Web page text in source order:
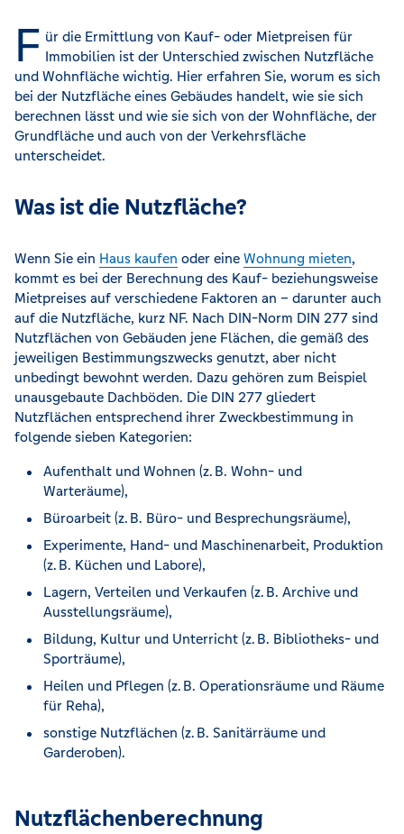
F ür die Ermittlung von Kauf- oder Mietpreisen für
Immobilien ist der Unterschied zwischen Nutzfläche
und Wohnfläche wichtig. Hier erfahren Sie, worum es sich
bei der Nutzfläche eines Gebäudes handelt, wie sie sich
berechnen lässt und wie sie sich von der Wohnfläche, der
Grundfläche und auch von der Verkehrsfläche
unterscheidet.
Was ist die Nutzfläche?
Wenn Sie ein Haus kaufen oder eine Wohnung mieten,
kommt es bei der Berechnung des Kauf- beziehungsweise
Mietpreises auf verschiedene Faktoren an – darunter auch
auf die Nutzfläche, kurz NF. Nach DIN-Norm DIN 277 sind
Nutzflächen von Gebäuden jene Flächen, die gemäß des
jeweiligen Bestimmungszwecks genutzt, aber nicht
unbedingt bewohnt werden. Dazu gehören zum Beispiel
unausgebaute Dachböden. Die DIN 277 gliedert
Nutzflächen entsprechend ihrer Zweckbestimmung in
folgende sieben Kategorien:
Aufenthalt und Wohnen (z. B. Wohn- und
Warteräume),
Büroarbeit (z. B. Büro- und Besprechungsräume),
Experimente, Hand- und Maschinenarbeit, Produktion
(z. B. Küchen und Labore),
Lagern, Verteilen und Verkaufen (z. B. Archive und
Ausstellungsräume),
Bildung, Kultur und Unterricht (z. B. Bibliotheks- und
Sporträume),
Heilen und Pflegen (z. B. Operationsräume und Räume
für Reha),
sonstige Nutzflächen (z. B. Sanitärräume und
Garderoben).
Nutzflächenberechnung